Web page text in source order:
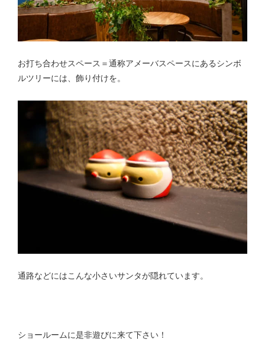
お打ち合わせスペース＝通称アメーバスペースにあるシンボ
ルツリーには、飾り付けを。
通路などにはこんな小さいサンタが隠れています。
ショールームに是非遊びに来て下さい！